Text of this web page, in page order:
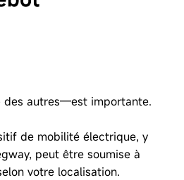
autres—est importante.
de mobilité électrique, y
peut être soumise à
votre localisation.